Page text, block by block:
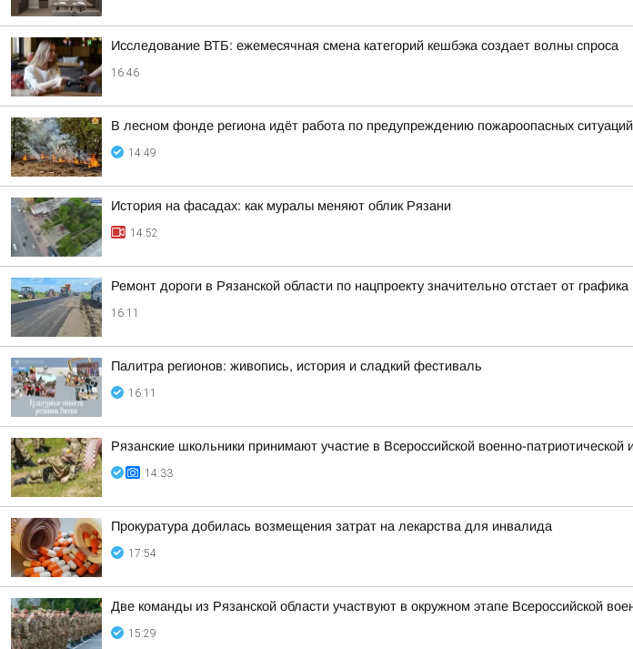
Исследование ВТБ: ежемесячная смена категорий кешбэка создает волны спроса
16:46
В лесном фонде региона идёт работа по предупреждению пожароопасных ситуаций
14:49
История на фасадах: как муралы меняют облик Рязани
14:52
Ремонт дороги в Рязанской области по нацпроекту значительно отстает от графика
16:11
Палитра регионов: живопись, история и сладкий фестиваль
16:11
Рязанские школьники принимают участие в Всероссийской военно-
14:33
Прокуратура добилась возмещения затрат на лекарства для инвалида
17:54
Две команды из Рязанской области участвуют в окружном этапе Всероссийской
15:29